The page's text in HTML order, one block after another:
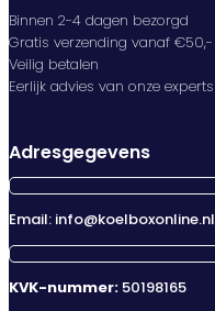
Binnen 2-4 dagen bezorgd
Gratis verzending vanaf €50,-
Veilig betalen
Eerlijk advies van onze experts
Adresgegevens
Email: info@koelboxonline.nl
KVK-nummer: 50198165